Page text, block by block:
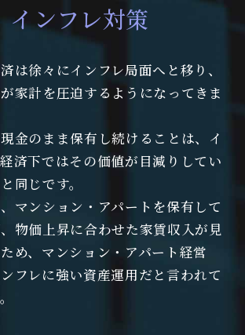
インフレ対策
は徐々にインフレ局面へと移り、
家計を圧迫するようになってきま
金のまま保有し続けることは、イ
済下ではその価値が目減りしてい
同じです。
マンション・アパートを保有して
物価上昇に合わせた家賃収入が見
め、マンション・アパート経営
フレに強い資産運用だと言われて